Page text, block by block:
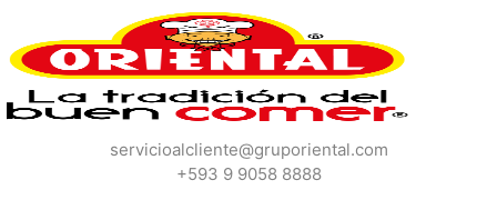
servicioalcliente@gruporiental.com
+593 9 9058 8888